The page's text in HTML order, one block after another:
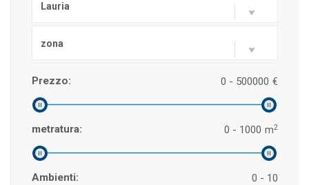
Lauria
zona
Prezzo: €
0 - 500000
metratura: m2
0 - 1000
Ambienti: 0 - 10